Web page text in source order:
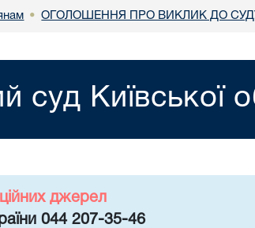
• ОГОЛОШЕННЯ ПРО ВИКЛИК ДО
Київської
джерел
044 207-35-46